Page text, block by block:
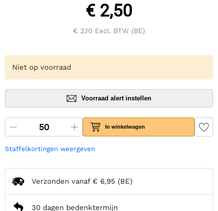
€ 2,50
€ 2,10 Excl. BTW (BE)
Niet op voorraad
Voorraad alert instellen
In winkelwagen
Staffelkortingen weergeven
Verzonden vanaf € 6,95 (BE)
30 dagen bedenktermijn